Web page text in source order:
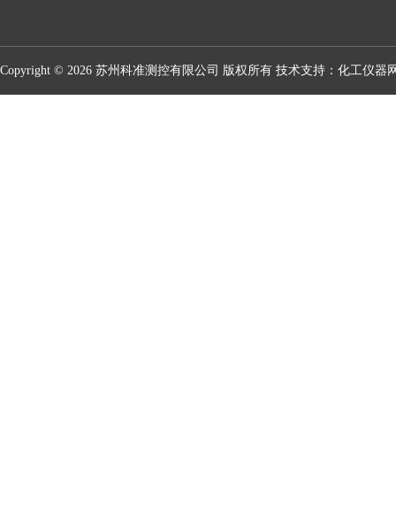
Copyright © 2026 苏州科准测控有限公司 版权所有 技术支持： 化工仪器